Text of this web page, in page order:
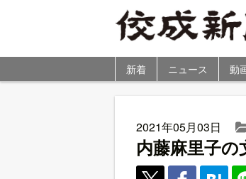
新着 ニュース 動
2021年05月03日
内藤麻里子の